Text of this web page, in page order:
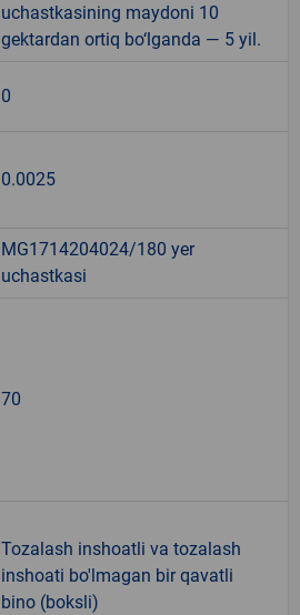
uchastkasining maydoni 10
gektardan ortiq bo‘lganda — 5 yil.
0
0.0025
MG1714204024/180 yer
uchastkasi
70
Tozalash inshoatli va tozalash
inshoati bo'lmagan bir qavatli
bino (boksli)